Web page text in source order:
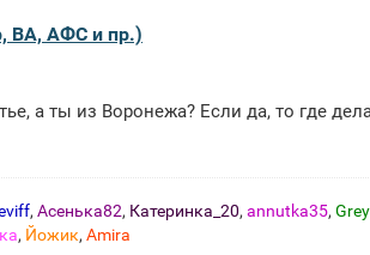
ВА, АФС и пр.)
а ты из Воронежа? Если да, то где
, Асенька82, Катеринка_20, annutka35,
, Йожик, Amira